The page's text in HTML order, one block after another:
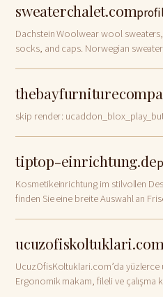
sweaterchalet.com
Dachstein Woolwear wool
socks, and caps. Norwegian
skip render:
tiptop-einrichtung.de
Kosmetikeinrichtung im stilvollen
finden Sie eine breite Auswahl an
ucuzofiskoltuklari.com
UcuzOfisKoltuklari.com’da
Ergonomik makam, fileli ve çalışma